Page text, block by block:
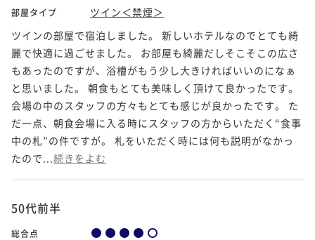
部屋タイプ
ツイン＜禁煙＞
ツインの部屋で宿泊しました。 新しいホテルなのでとても綺
麗で快適に過ごせました。 お部屋も綺麗だしそこそこの広さ
もあったのですが、浴槽がもう少し大きければいいのになぁ
と思いました。 朝食もとても美味しく頂けて良かったです。
会場の中のスタッフの方々もとても感じが良かったです。 た
だ一点、朝食会場に入る時にスタッフの方からいただく“食事
中の札”の件ですが。 札をいただく時には何も説明がなかっ
たので... 続きをよむ
50代前半
総合点